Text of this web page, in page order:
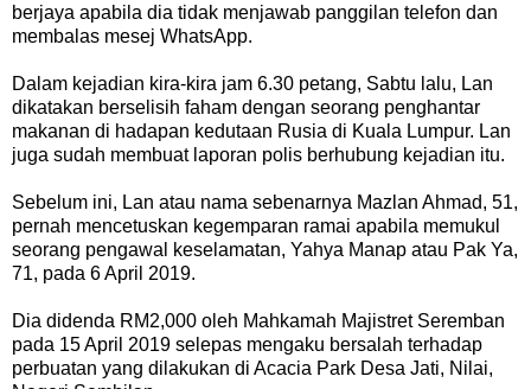
berjaya apabila dia tidak menjawab panggilan telefon dan
membalas mesej WhatsApp.
Dalam kejadian kira-kira jam 6.30 petang, Sabtu lalu, Lan
dikatakan berselisih faham dengan seorang penghantar
makanan di hadapan kedutaan Rusia di Kuala Lumpur. Lan
juga sudah membuat laporan polis berhubung kejadian itu.
Sebelum ini, Lan atau nama sebenarnya Mazlan Ahmad, 51,
pernah mencetuskan kegemparan ramai apabila memukul
seorang pengawal keselamatan, Yahya Manap atau Pak Ya,
71, pada 6 April 2019.
Dia didenda RM2,000 oleh Mahkamah Majistret Seremban
pada 15 April 2019 selepas mengaku bersalah terhadap
perbuatan yang dilakukan di Acacia Park Desa Jati, Nilai,